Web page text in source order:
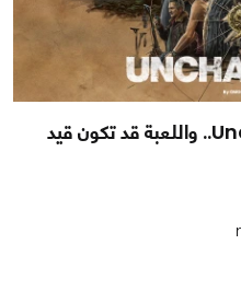
مطلع بارز يؤكد عودة Uncharted.. واللعبة قد تكون قيد